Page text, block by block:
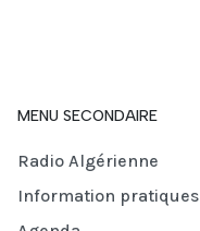
MENU SECONDAIRE
Radio Algérienne
Information pratiques